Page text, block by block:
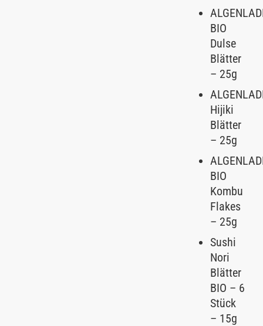
BIO
Dulse
Blätter
– 25g
Hijiki
Blätter
– 25g
BIO
Kombu
Flakes
– 25g
Sushi
Nori
Blätter
BIO – 6
Stück
– 15g